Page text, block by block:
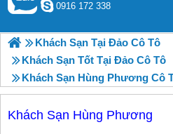
0916 172 338
Khách Sạn Tại Đảo Cô Tô
Khách Sạn Tốt Tại Đảo Cô Tô
Khách Sạn Hùng Phương Cô
Khách Sạn Hùng Phương